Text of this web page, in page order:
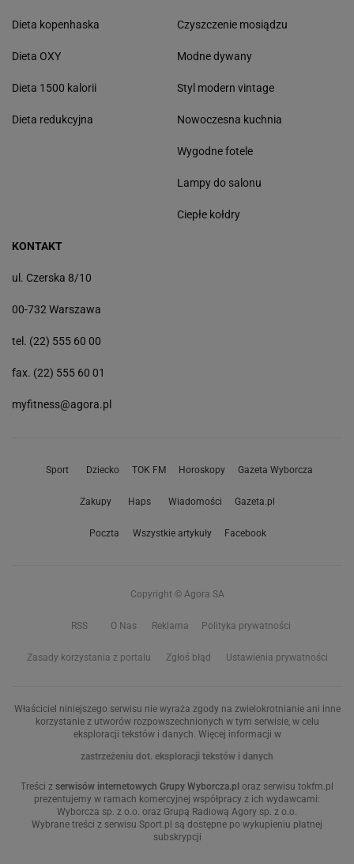
Dieta kopenhaska
Dieta OXY
Dieta 1500 kalorii
Dieta redukcyjna
Czyszczenie mosiądzu
Modne dywany
Styl modern vintage
Nowoczesna kuchnia
Wygodne fotele
Lampy do salonu
Ciepłe kołdry
KONTAKT
ul. Czerska 8/10
00-732 Warszawa
tel. (22) 555 60 00
fax. (22) 555 60 01
myfitness@agora.pl
Sport Dziecko TOK FM Horoskopy Gazeta Wyborcza
Zakupy Haps Wiadomości Gazeta.pl
Poczta Wszystkie artykuły Facebook
Copyright © Agora SA
RSS O Nas Reklama Polityka prywatności
Zasady korzystania z portalu Zgłoś błąd Ustawienia prywatności
Właściciel niniejszego serwisu nie wyraża zgody na zwielokrotnianie ani inne
korzystanie z utworów rozpowszechnionych w tym serwisie, w celu
eksploracji tekstów i danych. Więcej informacji w
zastrzeżeniu dot. eksploracji tekstów i danych
Treści z serwisów internetowych Grupy Wyborcza.pl oraz serwisu tokfm.pl
prezentujemy w ramach komercyjnej współpracy z ich wydawcami:
Wyborcza sp. z o.o. oraz Grupą Radiową Agory sp. z o.o.
Wybrane treści z serwisu Sport.pl są dostępne po wykupieniu płatnej
subskrypcji